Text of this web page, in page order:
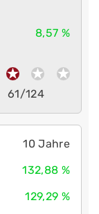
8,57 %
61/124
10 Jahre
132,88 %
129,29 %